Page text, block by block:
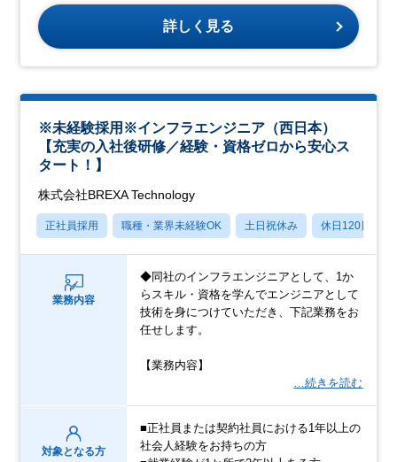
詳しく見る
※未経験採用※インフラエンジニア（西日本）
【充実の入社後研修／経験・資格ゼロから安心ス
タート！】
株式会社BREXA Technology
正社員採用 職種・業界未経験OK 土日祝休み 休日120日以上
業務内容
◆同社のインフラエンジニアとして、1か
らスキル・資格を学んでエンジニアとして
技術を身につけていただき、下記業務をお
任せします。
【業務内容】
…続きを読む
対象となる方
■正社員または契約社員における1年以上の
社会人経験をお持ちの方